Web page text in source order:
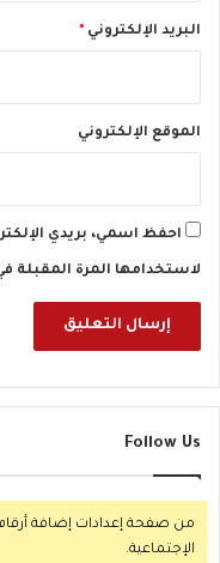
ل
ت
ر
م
ب
؟
البريد الإلكتروني *
الموقع الإلكتروني
احفظ اسمي، بريدي
لاستخدامها المرة المقبلة
Follow Us
من صفحة إعدادات إضافة
الإجتماعية.